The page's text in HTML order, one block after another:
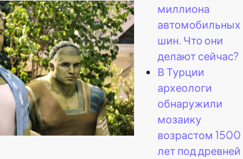
миллиона
автомобильных
шин. Что они
делают сейчас?
В Турции
археологи
обнаружили
мозаику
возрастом 1500
лет под древней